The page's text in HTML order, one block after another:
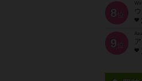
8 位
9 位
Azul